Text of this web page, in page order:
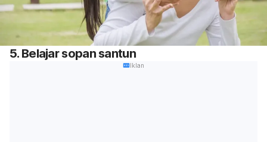
5. Belajar sopan santun
Iklan